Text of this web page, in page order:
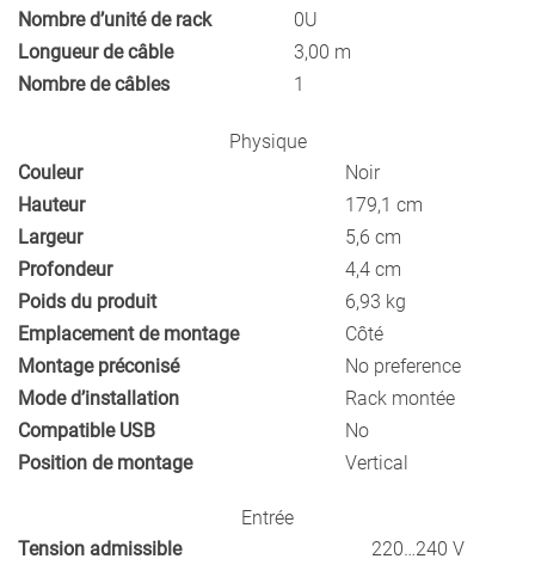
Nombre d’unité de rack
0U
Longueur de câble
3,00 m
Nombre de câbles
1
Physique
Couleur
Noir
Hauteur
179,1 cm
Largeur
5,6 cm
Profondeur
4,4 cm
Poids du produit
6,93 kg
Emplacement de montage
Côté
Montage préconisé
No preference
Mode d’installation
Rack montée
Compatible USB
No
Position de montage
Vertical
Entrée
Tension admissible
220…240 V